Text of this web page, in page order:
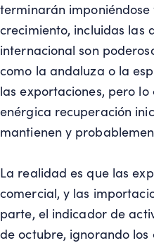
terminarán
crecimiento, incluidas las
internacional son
como la andaluza o la
las exportaciones, pero
enérgica recuperación
mantienen y
La realidad es que las
comercial, y las
parte, el indicador de
de octubre, ignorando los